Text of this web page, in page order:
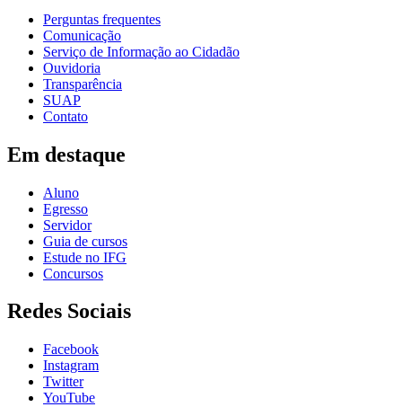
Perguntas frequentes
Comunicação
Serviço de Informação ao Cidadão
Ouvidoria
Transparência
SUAP
Contato
Em destaque
Aluno
Egresso
Servidor
Guia de cursos
Estude no IFG
Concursos
Redes Sociais
Facebook
Instagram
Twitter
YouTube